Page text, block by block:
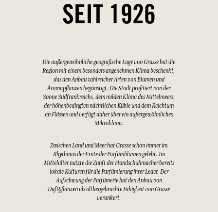
SEIT 1926
Die außergewöhnliche geografische Lage von Grasse hat die
Region mit einem besonders angenehmen Klima beschenkt,
das den Anbau zahlreicher Arten von Blumen und
Aromapflanzen begünstigt. Die Stadt profitiert von der
Sonne Südfrankreichs, dem milden Klima des Mittelmeers,
der höhenbedingten nächtlichen Kühle und dem Reichtum
an Flüssen und verfügt daher über ein außergewöhnliches
Mikroklima.
Zwischen Land und Meer hat Grasse schon immer im
Rhythmus der Ernte der Parfümblumen gelebt. Im
Mittelalter nutzte die Zunft der Handschuhmacher bereits
lokale Kulturen für die Parfümierung ihrer Leder. Der
Aufschwung der Parfümerie hat den Anbau von
Duftpflanzen als althergebrachte Fähigkeit von Grasse
verankert.